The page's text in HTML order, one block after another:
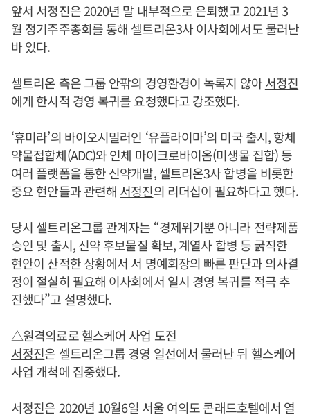
앞서 서정진은 2020년 말 내부적으로 은퇴했고 2021년 3
월 정기주주총회를 통해 셀트리온3사 이사회에서도 물러난
바 있다.
셀트리온 측은 그룹 안팎의 경영환경이 녹록지 않아서정진
에게 한시적 경영 복귀를 요청했다고 강조했다.
‘휴미라’의 바이오시밀러인 ‘유플라이마’의 미국 출시, 항체
약물접합체(ADC)와 인체 마이크로바이옴(미생물 집합) 등
여러 플랫폼을 통한 신약개발, 셀트리온3사 합병을 비롯한
중요 현안들과 관련해 서정진의 리더십이 필요하다고 했다.
당시 셀트리온그룹 관계자는 “경제위기뿐 아니라 전략제품
승인 및 출시, 신약 후보물질 확보, 계열사 합병 등 굵직한
현안이 산적한 상황에서 서 명예회장의 빠른 판단과 의사결
정이 절실히 필요해 이사회에서 일시 경영 복귀를 적극 추
진했다”고 설명했다.
△원격의료로 헬스케어 사업 도전
서정진은 셀트리온그룹 경영 일선에서 물러난 뒤 헬스케어
사업 개척에 집중했다.
서정진은 2020년 10월6일 서울 여의도 콘래드호텔에서 열